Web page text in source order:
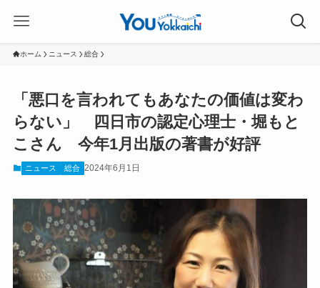
ホーム ニュース 総合
「悪口を言われてもあなたの価値は変わ
らない」 四日市の認定心理士・堀もと
こさん 今年1月出版の著書が好評
ニュース 総合 2024年6月1日